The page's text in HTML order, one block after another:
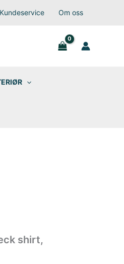
Kundeservice Om oss
shirt,